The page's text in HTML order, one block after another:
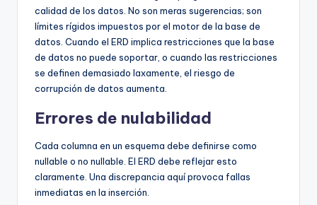
calidad de los datos. No son meras sugerencias; son
límites rígidos impuestos por el motor de la base de
datos. Cuando el ERD implica restricciones que la base
de datos no puede soportar, o cuando las restricciones
se definen demasiado laxamente, el riesgo de
corrupción de datos aumenta.
Errores de nulabilidad
Cada columna en un esquema debe definirse como
nullable o no nullable. El ERD debe reflejar esto
claramente. Una discrepancia aquí provoca fallas
inmediatas en la inserción.